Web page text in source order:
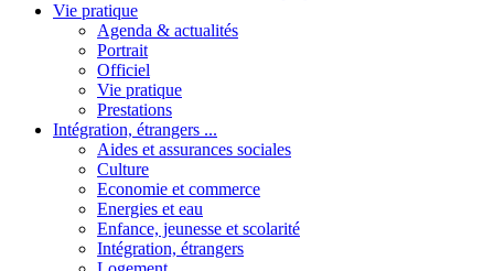
Vie pratique
Agenda & actualités
Portrait
Officiel
Vie pratique
Prestations
Intégration, étrangers ...
Aides et assurances sociales
Culture
Economie et commerce
Energies et eau
Enfance, jeunesse et scolarité
Intégration, étrangers